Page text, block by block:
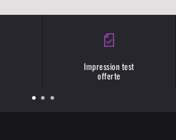
Impression test
offerte